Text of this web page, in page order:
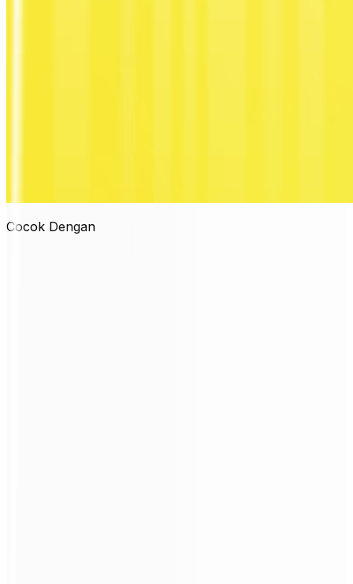
Cocok Dengan